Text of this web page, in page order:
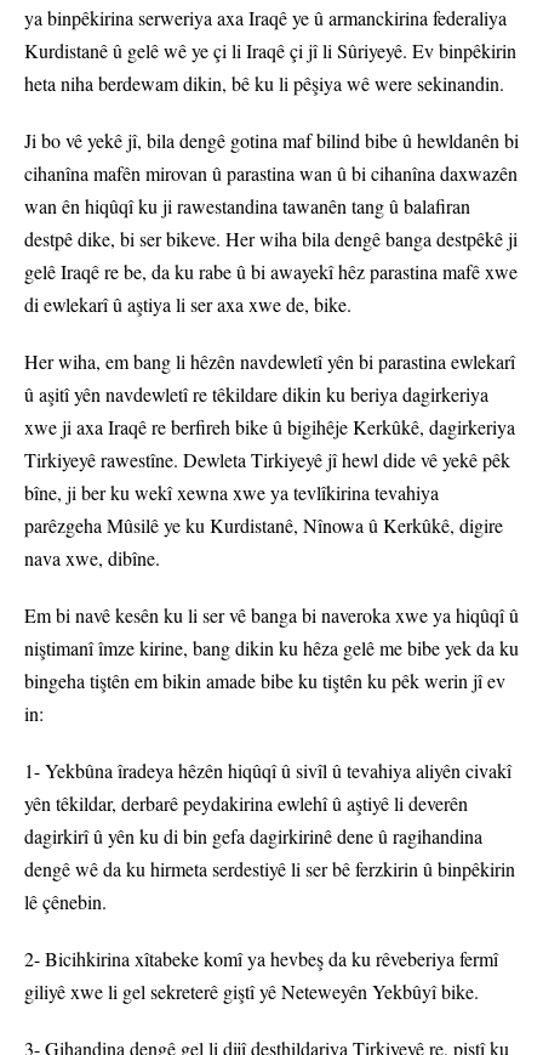
ya binpêkirina serweriya axa Iraqê ye û armanckirina federaliya
Kurdistanê û gelê wê ye çi li Iraqê çi jî li Sûriyeyê. Ev binpêkirin
heta niha berdewam dikin, bê ku li pêşiya wê were sekinandin.
Ji bo vê yekê jî, bila dengê gotina maf bilind bibe û hewldanên bi
cihanîna mafên mirovan û parastina wan û bi cihanîna daxwazên
wan ên hiqûqî ku ji rawestandina tawanên tang û balafiran
destpê dike, bi ser bikeve. Her wiha bila dengê banga destpêkê ji
gelê Iraqê re be, da ku rabe û bi awayekî hêz parastina mafê xwe
di ewlekarî û aştiya li ser axa xwe de, bike.
Her wiha, em bang li hêzên navdewletî yên bi parastina ewlekarî
û aşitî yên navdewletî re têkildare dikin ku beriya dagirkeriya
xwe ji axa Iraqê re berfireh bike û bigihêje Kerkûkê, dagirkeriya
Tirkiyeyê rawestîne. Dewleta Tirkiyeyê jî hewl dide vê yekê pêk
bîne, ji ber ku wekî xewna xwe ya tevlîkirina tevahiya
parêzgeha Mûsilê ye ku Kurdistanê, Nînowa û Kerkûkê, digire
nava xwe, dibîne.
Em bi navê kesên ku li ser vê banga bi naveroka xwe ya hiqûqî û
niştimanî îmze kirine, bang dikin ku hêza gelê me bibe yek da ku
bingeha tiştên em bikin amade bibe ku tiştên ku pêk werin jî ev
in:
1- Yekbûna îradeya hêzên hiqûqî û sivîl û tevahiya aliyên civakî
yên têkildar, derbarê peydakirina ewlehî û aştiyê li deverên
dagirkirî û yên ku di bin gefa dagirkirinê dene û ragihandina
dengê wê da ku hirmeta serdestiyê li ser bê ferzkirin û binpêkirin
lê çênebin.
2- Bicihkirina xîtabeke komî ya hevbeş da ku rêveberiya fermî
giliyê xwe li gel sekreterê giştî yê Neteweyên Yekbûyî bike.
3- Gihandina dengê gel li dijî desthildariya Tirkiyeyê re, piştî ku